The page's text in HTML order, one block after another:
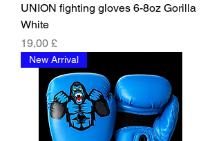
UNION fighting gloves 6-8oz Gorilla
White
Prezzo
19,00 £
New Arrival